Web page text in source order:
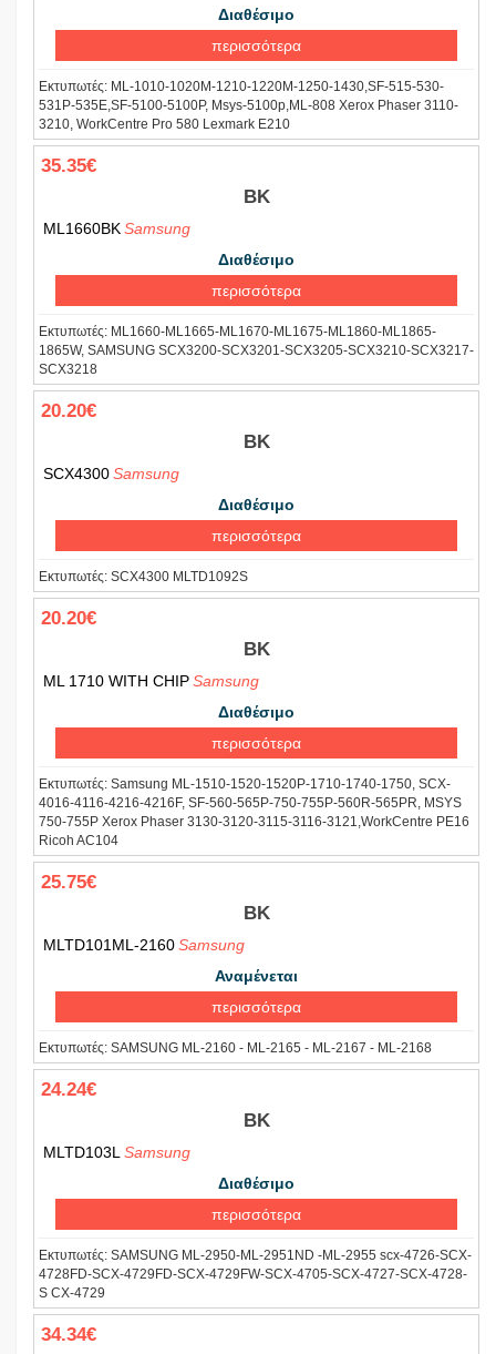
Διαθέσιμο
περισσότερα
Εκτυπωτές: ML-1010-1020M-1210-1220M-1250-1430,SF-515-530-
531P-535E,SF-5100-5100P, Msys-5100p,ML-808 Xerox Phaser 3110-
3210, WorkCentre Pro 580 Lexmark E210
35.35€
BK
ML1660BKSamsung
Διαθέσιμο
περισσότερα
Εκτυπωτές: ML1660-ML1665-ML1670-ML1675-ML1860-ML1865-
1865W, SAMSUNG SCX3200-SCX3201-SCX3205-SCX3210-SCX3217-
SCX3218
20.20€
BK
SCX4300Samsung
Διαθέσιμο
περισσότερα
Εκτυπωτές: SCX4300 MLTD1092S
20.20€
BK
ML 1710 WITH CHIPSamsung
Διαθέσιμο
περισσότερα
Εκτυπωτές: Samsung ML-1510-1520-1520P-1710-1740-1750, SCX-
4016-4116-4216-4216F, SF-560-565P-750-755P-560R-565PR, MSYS
750-755P Xerox Phaser 3130-3120-3115-3116-3121,WorkCentre PE16
Ricoh AC104
25.75€
BK
MLTD101ML-2160Samsung
Αναμένεται
περισσότερα
Εκτυπωτές: SAMSUNG ML-2160 - ML-2165 - ML-2167 - ML-2168
24.24€
BK
MLTD103L Samsung
Διαθέσιμο
περισσότερα
Εκτυπωτές: SAMSUNG ML-2950-ML-2951ND -ML-2955 scx-4726-SCX-
4728FD-SCX-4729FD-SCX-4729FW-SCX-4705-SCX-4727-SCX-4728-
S CX-4729
34.34€